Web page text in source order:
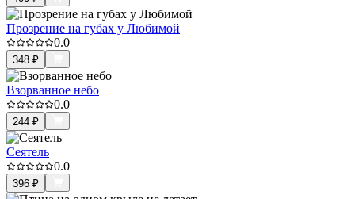
Прозрение на губах у Любимой
0.0
348 ₽
Взорванное небо
0.0
244 ₽
Сеятель
0.0
396 ₽